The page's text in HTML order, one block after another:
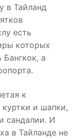
в Тайланд
есть
которых
а
к
и шапки,
сандалии. И
в Тайланде не